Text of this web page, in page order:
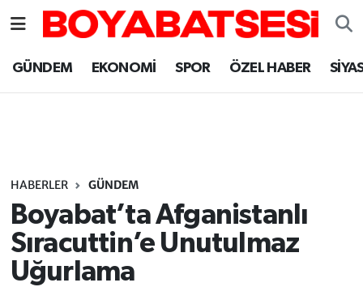
GÜNDEM EKONOMİ SPOR ÖZEL HABER
HABERLER GÜNDEM
Boyabat’ta Afganistanlı
Sıracuttin’e Unutulmaz
Uğurlama
Sinop Nöbetçi Eczaneler
Sinop Trafik Yoğunluk Haritası
Süper Lig Puan Durumu ve Fikstür
Tüm Manşetler